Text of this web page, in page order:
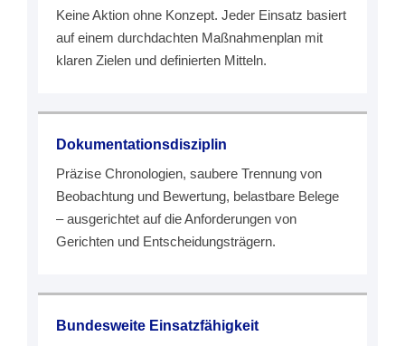
Keine Aktion ohne Konzept. Jeder Einsatz basiert
auf einem durchdachten Maßnahmenplan mit
klaren Zielen und definierten Mitteln.
Dokumentationsdisziplin
Präzise Chronologien, saubere Trennung von
Beobachtung und Bewertung, belastbare Belege
– ausgerichtet auf die Anforderungen von
Gerichten und Entscheidungsträgern.
Bundesweite Einsatzfähigkeit